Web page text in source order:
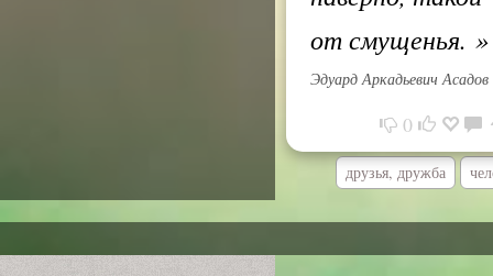
от смущенья. »
Эдуард Аркадьевич Асадов
0
друзья, дружба